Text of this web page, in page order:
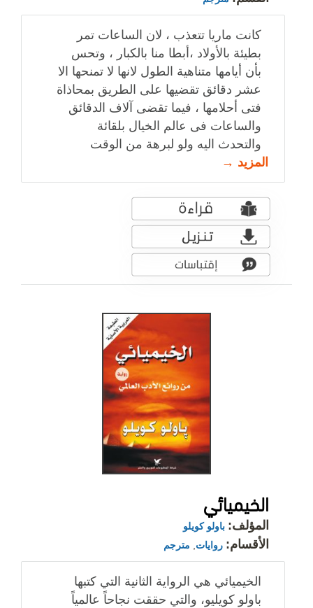
كانت ماريا تتعذب ، لان الساعات تمر
بطيئة بالأولاد ،أبطا منا بالكبار ، وتحس
بأن أيامها متناهية الطول لانها لا تمنحها الا
عشر دقائق تقضيها على الطريق بمحاذاة
فتى أحلامها ، فيما تقضى آلاف الدقائق
والساعات فى عالم الخيال بلقائة
والتحدث اليه ولو لبرهة من الوقت
المزيد →
الخيميائي
المؤلف: باولو كويلو
الأقسام: روايات, مترجم
الخيميائي هي الرواية الثانية التي كتبها
باولو كويليو، والتي حققت نجاحاً عالمياً